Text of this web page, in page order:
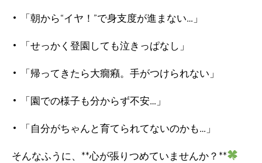
• 「朝から“イヤ！”で身支度が進まない…」
• 「せっかく登園しても泣きっぱなし」
• 「帰ってきたら大癇癪。手がつけられない」
• 「園での様子も分からず不安…」
• 「自分がちゃんと育てられてないのかも…」
そんなふうに、**心が張りつめていませんか？**